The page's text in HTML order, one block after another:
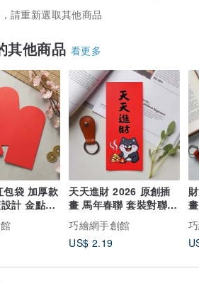
請重新選取其他商品
其他商品 看更多
包袋 加厚款
計 金點紅
天天進財 2026 原創插
畫 馬年春聯 套裝對聯
巧繪網手創館
US$ 2.19